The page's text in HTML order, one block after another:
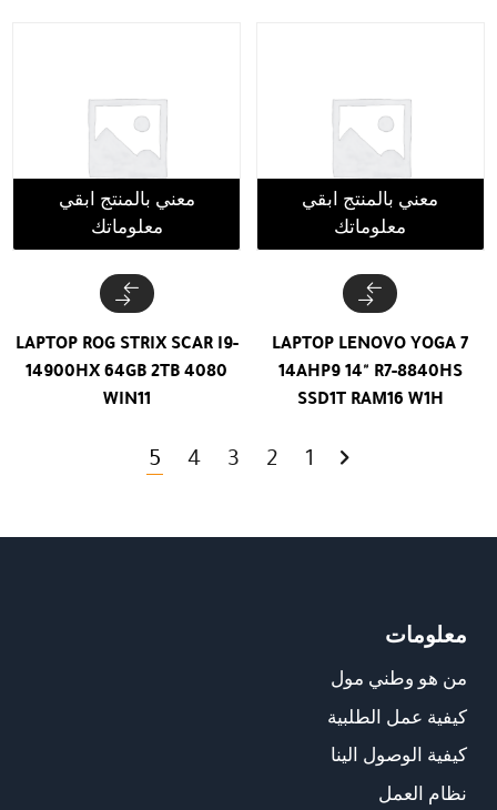
معني بالمنتج ابقي
معلوماتك
LAPTOP LENOVO YOGA 7
14AHP9 14" R7-8840HS
SSD1T RAM16 W1H
معني بالمنتج ابقي
معلوماتك
LAPTOP ROG STRIX SCAR I9-
14900HX 64GB 2TB 4080
WIN11
1
2
3
4
5
معلومات
من هو وطني مول
كيفية عمل الطلبية
كيفية الوصول الينا
نظام العمل